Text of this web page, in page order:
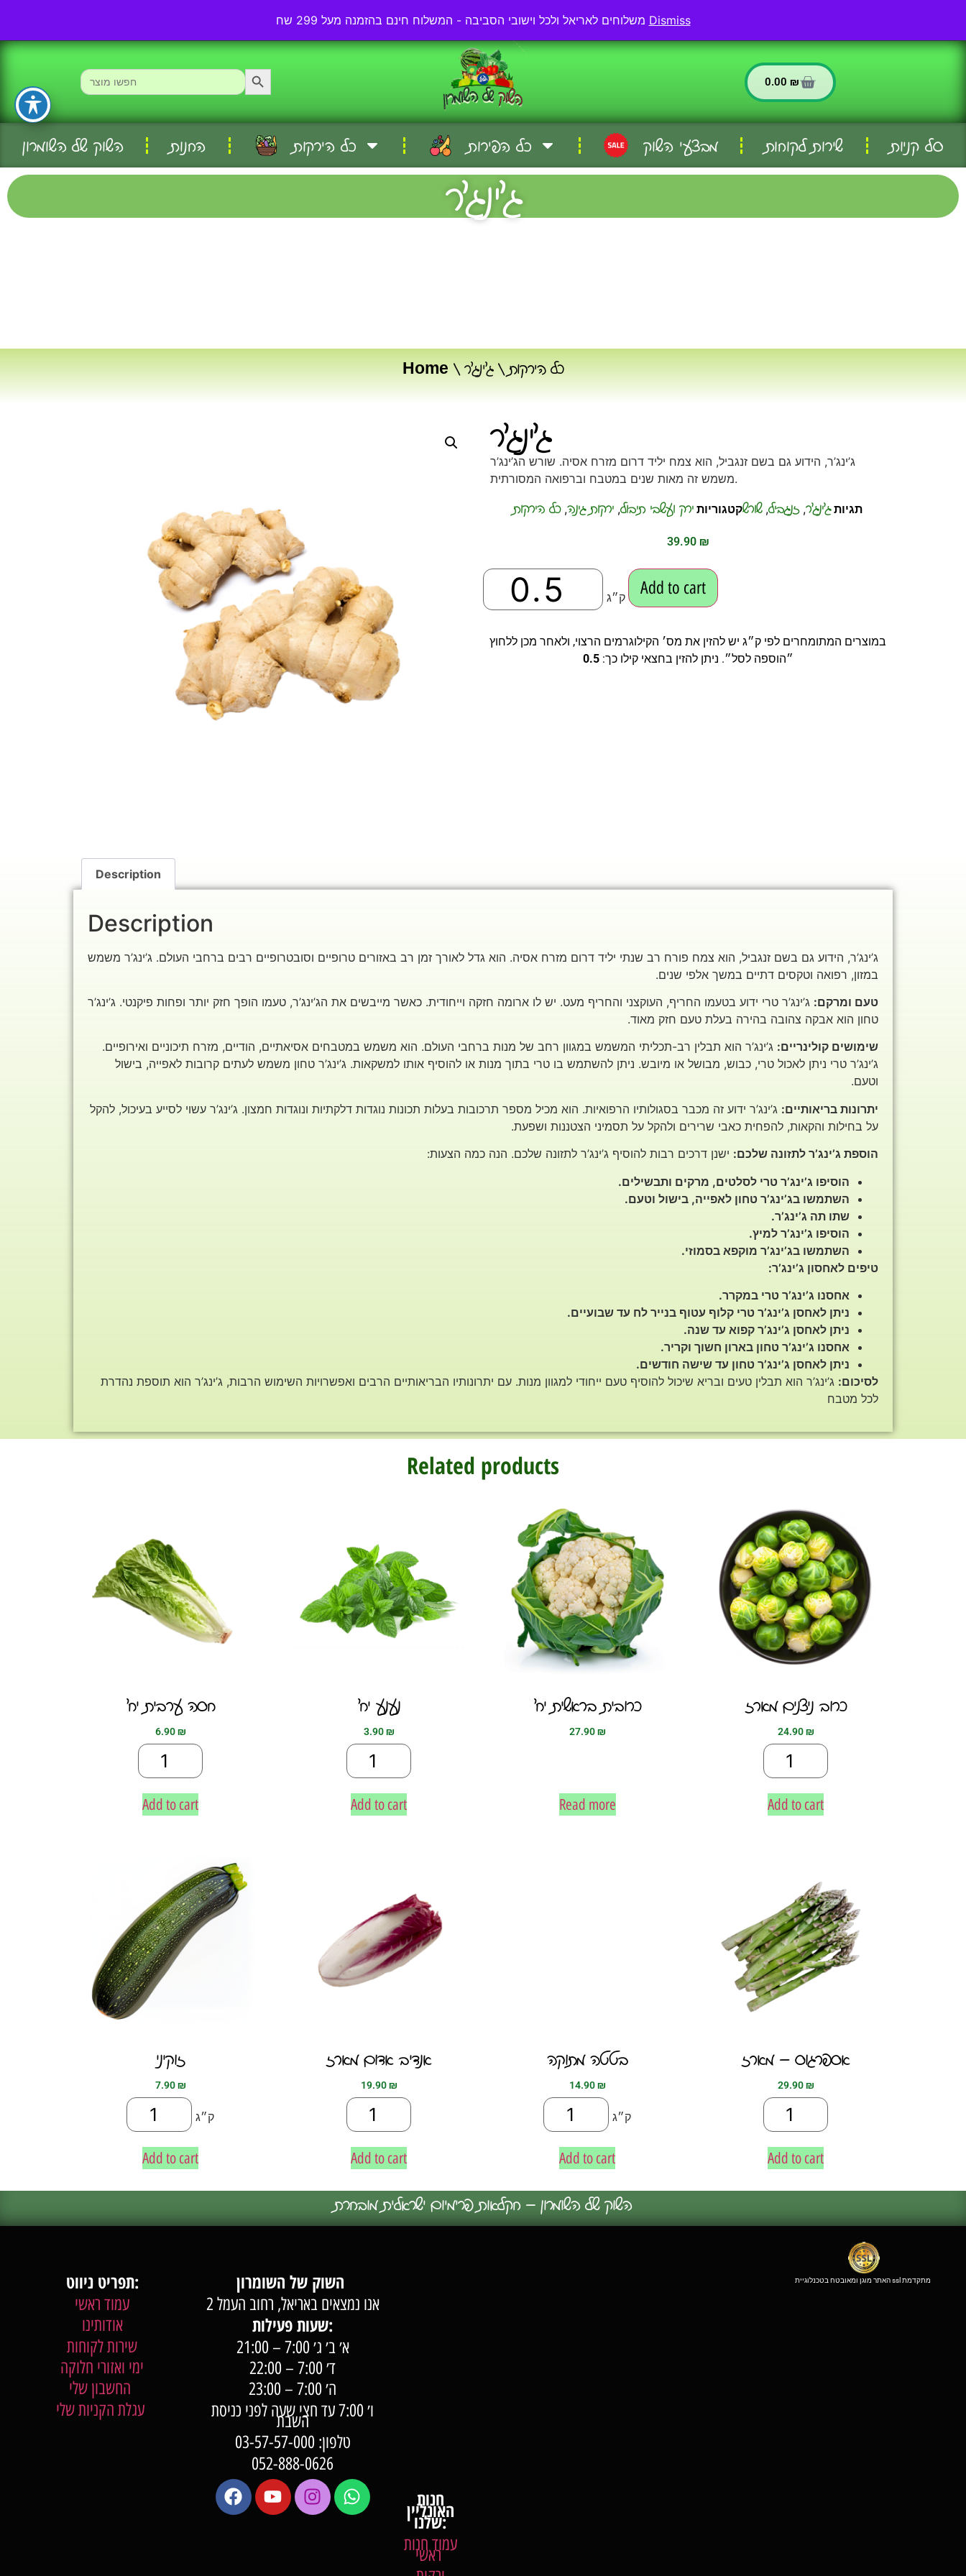
Dismiss
03-57-57-000
Search
for:
Search Button
0.00 ₪
השוק של השומרון החנות כל הירקות כל הפירות מבצעי השוק שירות לקוחות סל קניות
ג׳ינג׳ר
Home/ כל הירקות/ ג׳ינג׳ר
ג׳ינג׳ר
ג’ינג’ר, הידוע גם בשם זנגביל, הוא צמח יליד דרום מזרח אסיה. שורש הג’ינג’ר
משמש זה מאות שנים במטבח וברפואה המסורתית.
קטגוריות ירק ועשבי תיבול, ירקות גינה,כל הירקות תגיותג'ינג'ר,זנגביל,שורש
39.90 ₪
ק״ג Add to cart
במוצרים המתומחרים לפי ק״ג יש להזין את מס׳ הקילוגרמים הרצוי, ולאחר מכן ללחוץ
״הוספה לסל״. ניתן להזין בחצאי קילו כך:0.5
Description
Description
ג’ינג’ר, הידוע גם בשם זנגביל, הוא צמח פורח רב שנתי יליד דרום מזרח אסיה. הוא גדל לאורך זמן רב באזורים טרופיים וסובטרופיים רבים ברחבי העולם. ג’ינג’ר משמש
במזון, רפואה וטקסים דתיים במשך אלפי שנים.
טעם ומרקם: ג’ינג’ר טרי ידוע בטעמו החריף, העוקצני והחריף מעט. יש לו ארומה חזקה וייחודית. כאשר מייבשים את הג’ינג’ר, טעמו הופך חזק יותר ופחות פיקנטי. ג’ינג’ר
טחון הוא אבקה צהובה בהירה בעלת טעם חזק מאוד.
שימושים קולינריים: ג’ינג’ר הוא תבלין רב-תכליתי המשמש במגוון רחב של מנות ברחבי העולם. הוא משמש במטבחים אסיאתיים, הודיים, מזרח תיכוניים ואירופיים.
ג’ינג’ר טרי ניתן לאכול טרי, כבוש, מבושל או מיובש. ניתן להשתמש בו טרי בתוך מנות או להוסיף אותו למשקאות. ג’ינג’ר טחון משמש לעתים קרובות לאפייה, בישול
וטעם.
יתרונות בריאותיים: ג’ינג’ר ידוע זה מכבר בסגולותיו הרפואיות. הוא מכיל מספר תרכובות בעלות תכונות נוגדות דלקתיות ונוגדות חמצון. ג’ינג’ר עשוי לסייע בעיכול, להקל
על בחילות והקאות, להפחית כאבי שרירים ולהקל על תסמיני הצטננות ושפעת.
הוספת ג’ינג’ר לתזונה שלכם: ישנן דרכים רבות להוסיף ג’ינג’ר לתזונה שלכם. הנה כמה הצעות:
הוסיפו ג’ינג’ר טרי לסלטים, מרקים ותבשילים.
השתמשו בג’ינג’ר טחון לאפייה, בישול וטעם.
שתו תה ג’ינג’ר.
הוסיפו ג’ינג’ר למיץ.
השתמשו בג’ינג’ר מוקפא בסמוזי.
טיפים לאחסון ג’ינג’ר:
אחסנו ג’ינג’ר טרי במקרר.
ניתן לאחסן ג’ינג’ר טרי קלוף עטוף בנייר לח עד שבועיים.
ניתן לאחסן ג’ינג’ר קפוא עד שנה.
אחסנו ג’ינג’ר טחון בארון חשוך וקריר.
ניתן לאחסן ג’ינג’ר טחון עד שישה חודשים.
לסיכום: ג’ינג’ר הוא תבלין טעים ובריא שיכול להוסיף טעם ייחודי למגוון מנות. עם יתרונותיו הבריאותיים הרבים ואפשרויות השימוש הרבות, ג’ינג’ר הוא תוספת נהדרת
לכל מטבח
Related products
חסה ערבית יח׳
6.90₪
Add to cart
נענע יח׳
3.90₪
Add to cart
כרובית בראשית יח׳
27.90₪
Read more
כרוב ניצנים מארז
24.90₪
Add to cart
זוקיני
7.90₪
ק״ג
Add to cart
אנדיב אדום מארז
19.90₪
Add to cart
בטטה מתוקה
14.90₪
ק״ג
Add to cart
אספרגוס – מארז
29.90₪
Add to cart
השוק של השומרון – חקלאות פרימיום ישראלית מובחרת
תפריט ניווט:
עמוד ראשי
אודותינו
שירות לקוחות
ימי ואזורי חלוקה
עגלת הקניות שלי
אנו נמצאים באריאל, רחוב העמל 2
שעות פעילות:
א׳ ב׳ ג׳ 7:00 – 21:00
ד׳ 7:00 – 22:00
ה׳ 7:00 – 23:00
ו׳ 7:00 עד חצי שעה לפני כניסת
השבת
טלפון: 03-57-57-000
052-888-0626
חנות
האונליין
שלנו:
עמוד חנות
ראשי